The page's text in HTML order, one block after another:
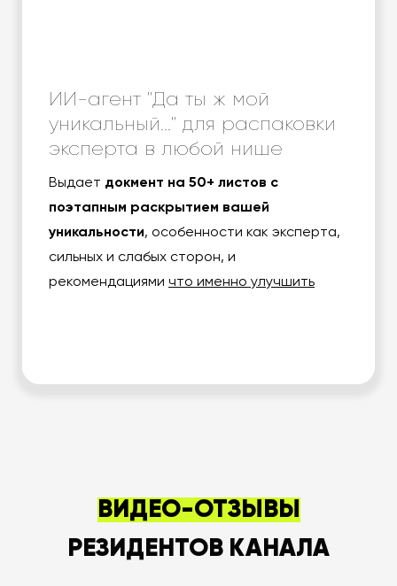
ИИ-агент "Да ты ж мой
уникальный..." для распаковки
эксперта в любой нише
Выдает докмент на 50+ листов с
поэтапным раскрытием вашей
уникальности, особенности как эксперта,
сильных и слабых сторон, и
рекомендациями что именно улучшить
ВИДЕО-ОТЗЫВЫ
РЕЗИДЕНТОВ КАНАЛА